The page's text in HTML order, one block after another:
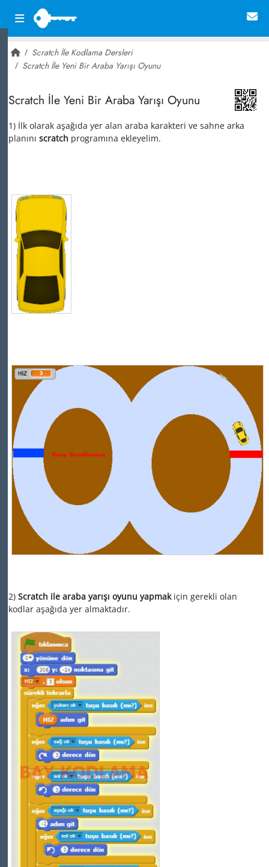
Scratch İle Kodlama Dersleri
Scratch İle Yeni Bir Araba Yarışı Oyunu
Scratch İle Yeni Bir Araba Yarışı Oyunu
1) İlk olarak aşağıda yer alan araba karakteri ve sahne arka
planını scratch programına ekleyelim.
2) Scratch ile araba yarışı oyunu yapmakiçin gerekli olan
kodlar aşağıda yer almaktadır.